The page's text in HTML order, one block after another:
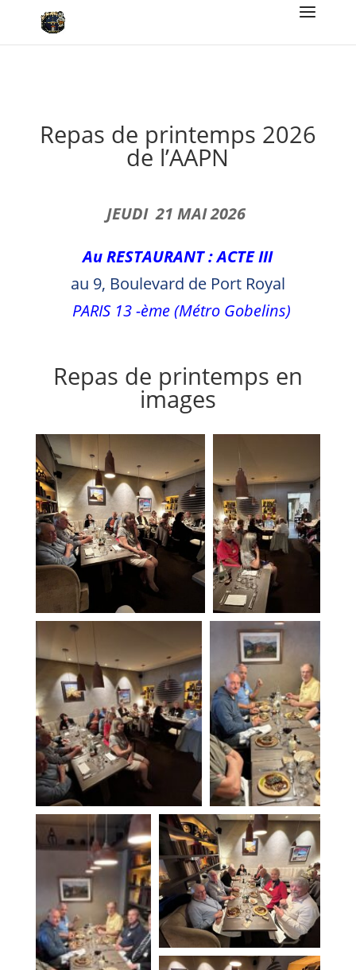
Repas de printemps 2026
de l’AAPN
JEUDI 21 MAI 2026
Au RESTAURANT :ACTE III
au 9, Boulevard de Port Royal
PARIS 13 -ème (Métro Gobelins)
Repas de printemps en
images